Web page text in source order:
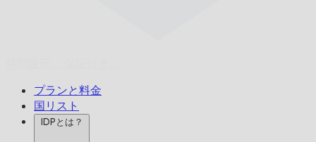
プランと料金
国リスト
IDPとは？